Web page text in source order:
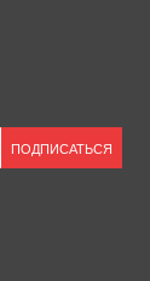
ПОДПИСАТЬСЯ